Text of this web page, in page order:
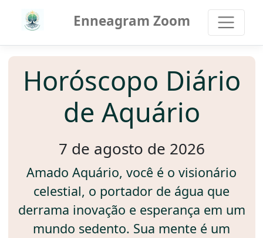
Enneagram Zoom
Horóscopo Diário
de Aquário
7 de agosto de 2026
Amado Aquário, você é o visionário
celestial, o portador de água que
derrama inovação e esperança em um
mundo sedento. Sua mente é um